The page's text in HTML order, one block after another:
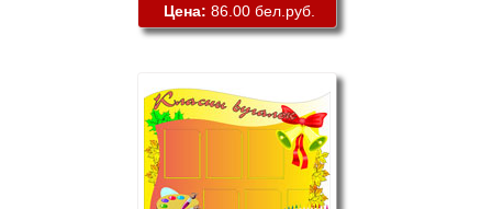
Цена: 86.00 бел.руб.